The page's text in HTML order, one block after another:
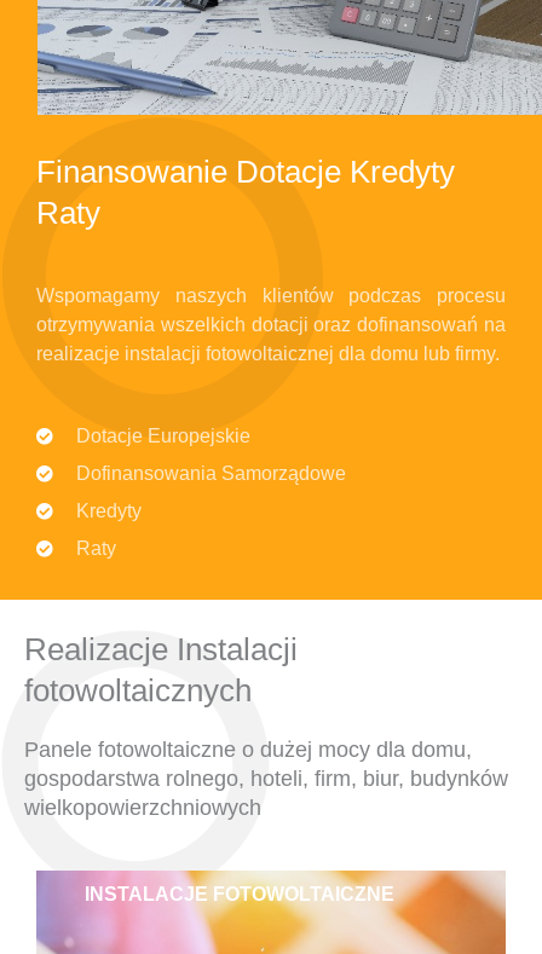
Finansowanie Dotacje Kredyty
Raty
Wspomagamy naszych klientów podczas procesu
otrzymywania wszelkich dotacji oraz dofinansowań na
realizacje instalacji fotowoltaicznej dla domu lub firmy.
Dotacje Europejskie
Dofinansowania Samorządowe
Kredyty
Raty
Realizacje Instalacji
fotowoltaicznych
Panele fotowoltaiczne o dużej mocy dla domu,
gospodarstwa rolnego, hoteli, firm, biur, budynków
wielkopowierzchniowych
INSTALACJE FOTOWOLTAICZNE